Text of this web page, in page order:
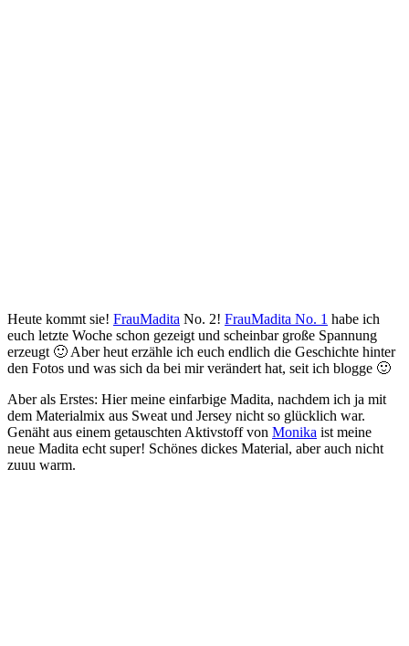
Heute kommt sie! FrauMadita No. 2! FrauMadita No. 1 habe ich
euch letzte Woche schon gezeigt und scheinbar große Spannung
erzeugt 🙂 Aber heut erzähle ich euch endlich die Geschichte hinter
den Fotos und was sich da bei mir verändert hat, seit ich blogge 🙂
Aber als Erstes: Hier meine einfarbige Madita, nachdem ich ja mit
dem Materialmix aus Sweat und Jersey nicht so glücklich war.
Genäht aus einem getauschten Aktivstoff von Monika ist meine
neue Madita echt super! Schönes dickes Material, aber auch nicht
zuuu warm.